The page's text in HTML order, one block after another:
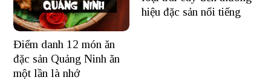
Điểm danh 12 món ăn
đặc sản Quảng Ninh ăn
một lần là nhớ
hiệu đặc sản nổi tiếng